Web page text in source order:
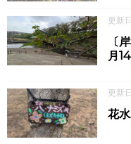
更新
〔
月14
更新
花